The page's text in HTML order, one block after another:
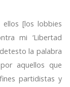
[los lobbies
mi ‘Libertad
la palabra
aquellos que
partidistas y